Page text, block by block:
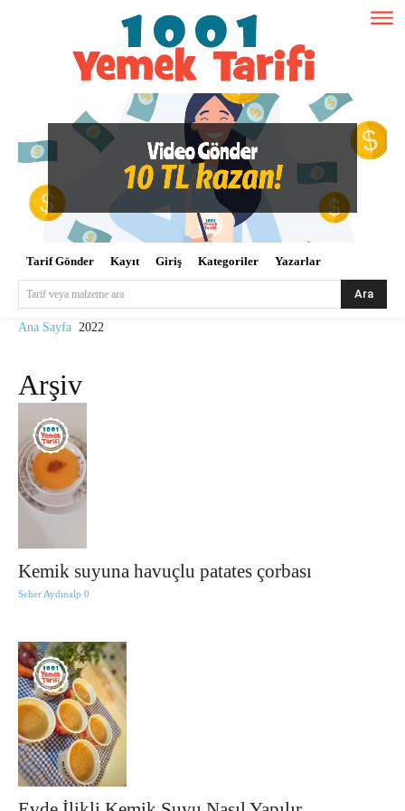
Tarif Gönder Kayıt Giriş Kategoriler Yazarlar
Tarif veya malzeme ara Ara
Ana Sayfa 2022
Arşiv
Kemik suyuna havuçlu patates çorbası
Seher Aydınalp 0